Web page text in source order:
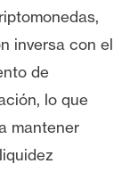
inversa con el
de
lo que
mantener